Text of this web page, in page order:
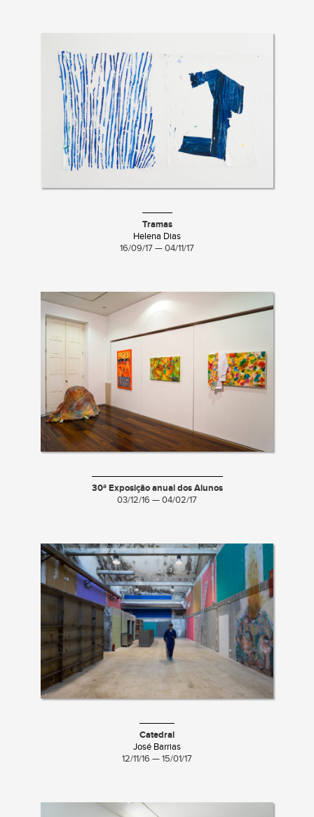
Tramas
Helena Dias
16/09/17 — 04/11/17
30ª Exposição anual dos Alunos
03/12/16 — 04/02/17
Catedral
José Barrias
12/11/16 — 15/01/17